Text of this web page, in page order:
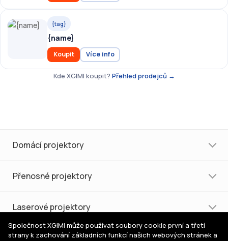
{tag}
{name}
Koupit Více info
Kde XGIMI koupit? Přehled prodejců →
Domácí projektory
Přenosné projektory
Laserové projektory
Nákup a podpora
Společnost XGIMI může používat soubory cookie první a třetí
strany k zachování základních funkcí našich webových stránek a